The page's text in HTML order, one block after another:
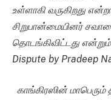
உள்ளாகி வருகிறது
சிறுபான்மையினர்
தொடங்கிவிட்டது என்றும்
Dispute by Pradeep
காங்கிரஸின்